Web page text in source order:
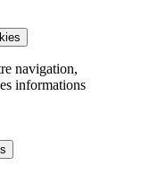
navigation,
informations